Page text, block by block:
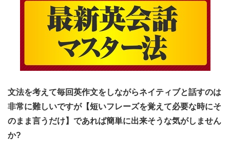
文法を考えて毎回英作文をしながらネイティブと話すのは
非常に難しいですが【短いフレーズを覚えて必要な時にそ
のまま言うだけ】であれば簡単に出来そうな気がしません
か?